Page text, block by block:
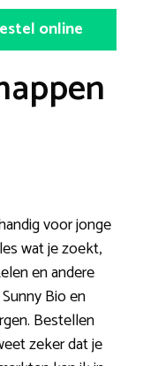
online
voor jonge
wat je zoekt,
en andere
Bio en
Bestellen
zeker dat je